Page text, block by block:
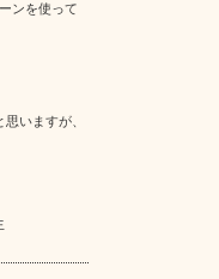
ンを使って
いますが、